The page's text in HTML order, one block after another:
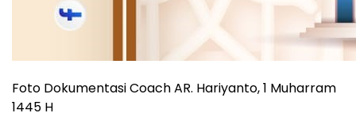
Foto Dokumentasi Coach AR. Hariyanto, 1 Muharram
1445 H